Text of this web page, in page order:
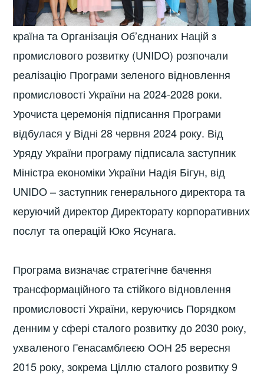
країна та Організація Об’єднаних Націй з
промислового розвитку (UNIDO) розпочали
реалізацію Програми зеленого відновлення
промисловості України на 2024-2028 роки.
Урочиста церемонія підписання Програми
відбулася у Відні 28 червня 2024 року. Від
Уряду України програму підписала заступник
Міністра економіки України Надія Бігун, від
UNIDO – заступник генерального директора та
керуючий директор Директорату корпоративних
послуг та операцій Юко Ясунага.
Програма визначає стратегічне бачення
трансформаційного та стійкого відновлення
промисловості України, керуючись Порядком
денним у сфері сталого розвитку до 2030 року,
ухваленого Генасамблеєю ООН 25 вересня
2015 року, зокрема Ціллю сталого розвитку 9